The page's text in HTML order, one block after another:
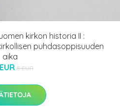
kirkon historia II :
puhdasoppisuuden
aika
8 EUR